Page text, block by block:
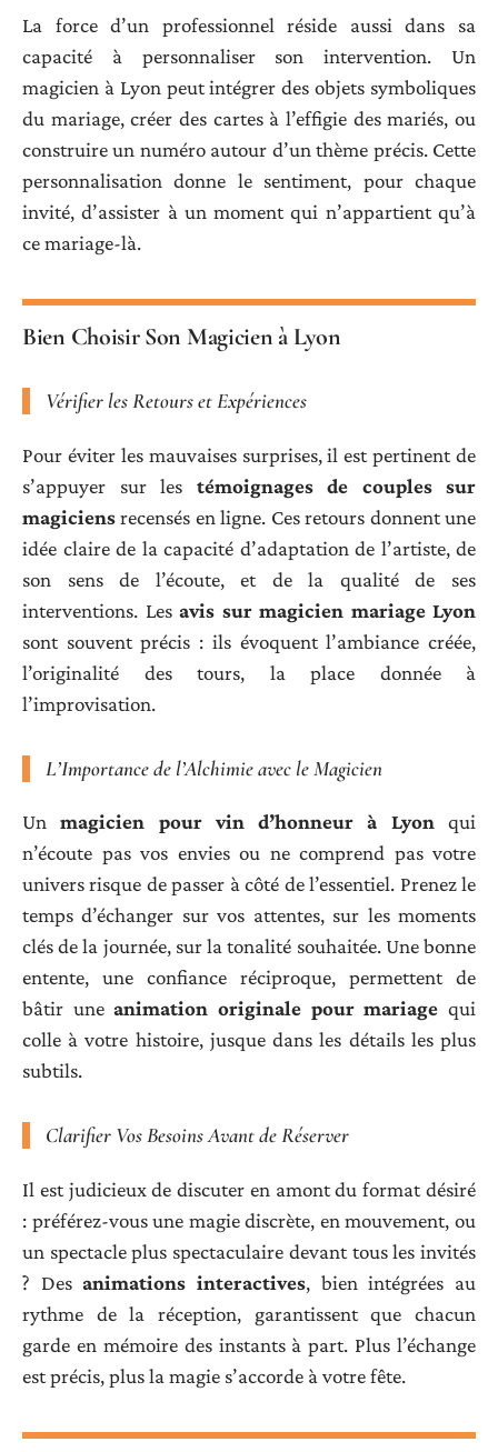
La force d’un professionnel réside aussi dans sa
capacité à personnaliser son intervention. Un
magicien à Lyon peut intégrer des objets symboliques
du mariage, créer des cartes à l’effigie des mariés, ou
construire un numéro autour d’un thème précis. Cette
personnalisation donne le sentiment, pour chaque
invité, d’assister à un moment qui n’appartient qu’à
ce mariage-là.
Bien Choisir Son Magicien à Lyon
Vérifier les Retours et Expériences
Pour éviter les mauvaises surprises, il est pertinent de
s’appuyer sur les témoignages de couples sur
magiciensrecensés en ligne. Ces retours donnent une
idée claire de la capacité d’adaptation de l’artiste, de
son sens de l’écoute, et de la qualité de ses
interventions. Les avis sur magicien mariage Lyon
sont souvent précis : ils évoquent l’ambiance créée,
l’originalité des tours, la place donnée à
l’improvisation.
L’Importance de l’Alchimie avec le Magicien
Unmagicien pour vin d’honneur à Lyonqui
n’écoute pas vos envies ou ne comprend pas votre
univers risque de passer à côté de l’essentiel. Prenez le
temps d’échanger sur vos attentes, sur les moments
clés de la journée, sur la tonalité souhaitée. Une bonne
entente, une confiance réciproque, permettent de
bâtir uneanimation originale pour mariage qui
colle à votre histoire, jusque dans les détails les plus
subtils.
Clarifier Vos Besoins Avant de Réserver
Il est judicieux de discuter en amont du format désiré
: préférez-vous une magie discrète, en mouvement, ou
un spectacle plus spectaculaire devant tous les invités
? Desanimations interactives, bien intégrées au
rythme de la réception, garantissent que chacun
garde en mémoire des instants à part. Plus l’échange
est précis, plus la magie s’accorde à votre fête.